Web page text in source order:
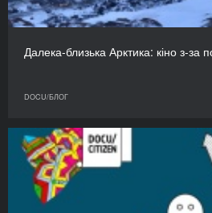
Далека-близька Арктика: кіно з-за
DOCU/БЛОГ